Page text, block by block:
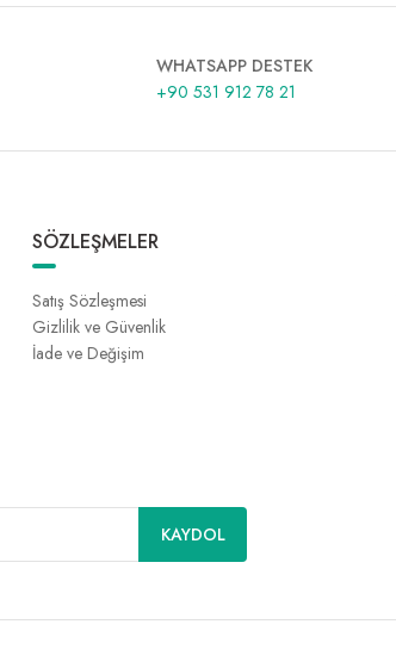
WHATSAPP DESTEK
+90 531 912 78 21
SÖZLEŞMELER
Satış Sözleşmesi
Gizlilik ve Güvenlik
İade ve Değişim
KAYDOL